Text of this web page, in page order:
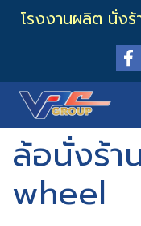
โรงงานผลิต นั่ง
ล้อนั่งร้า
wheel